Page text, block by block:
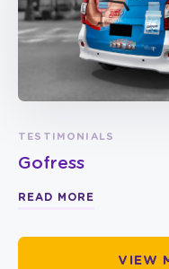
TESTIMONIALS
Gofress
READ MORE
VIEW